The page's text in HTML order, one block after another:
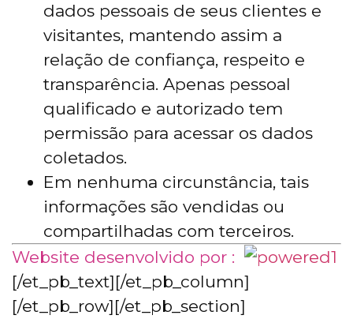
dados pessoais de seus clientes e
visitantes, mantendo assim a
relação de confiança, respeito e
transparência. Apenas pessoal
qualificado e autorizado tem
permissão para acessar os dados
coletados.
Em nenhuma circunstância, tais
informações são vendidas ou
compartilhadas com terceiros.
Website desenvolvido por :
[/et_pb_text][/et_pb_column]
[/et_pb_row][/et_pb_section]